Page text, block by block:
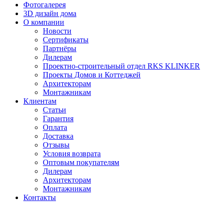
Фотогалерея
3D дизайн дома
О компании
Новости
Сертификаты
Партнёры
Дилерам
Проектно-строительный отдел RKS KLINKER
Проекты Домов и Коттеджей
Архитекторам
Монтажникам
Клиентам
Статьи
Гарантия
Оплата
Доставка
Отзывы
Условия возврата
Оптовым покупателям
Дилерам
Архитекторам
Монтажникам
Контакты